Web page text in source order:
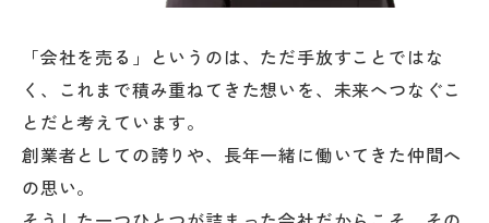
「会社を売る」というのは、ただ手放すことではな
く、これまで積み重ねてきた想いを、未来へつなぐこ
とだと考えています。
創業者としての誇りや、長年一緒に働いてきた仲間へ
の思い。